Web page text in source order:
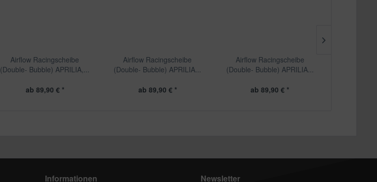
Airflow Racingscheibe
(Double- Bubble) APRILIA,...
ab 89,90 € *
Airflow Racingscheibe
(Double- Bubble) APRILIA...
ab 89,90 € *
Airflow Racingscheibe
(Double- Bubble) APRILIA...
ab 89,90 € *
Informationen Newsletter